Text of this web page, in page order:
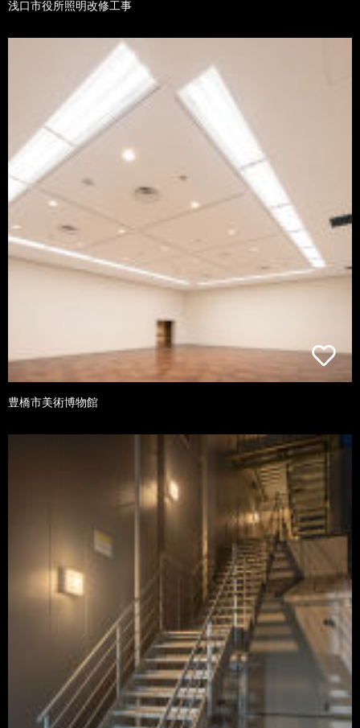
浅口市役所照明改修工事
豊橋市美術博物館